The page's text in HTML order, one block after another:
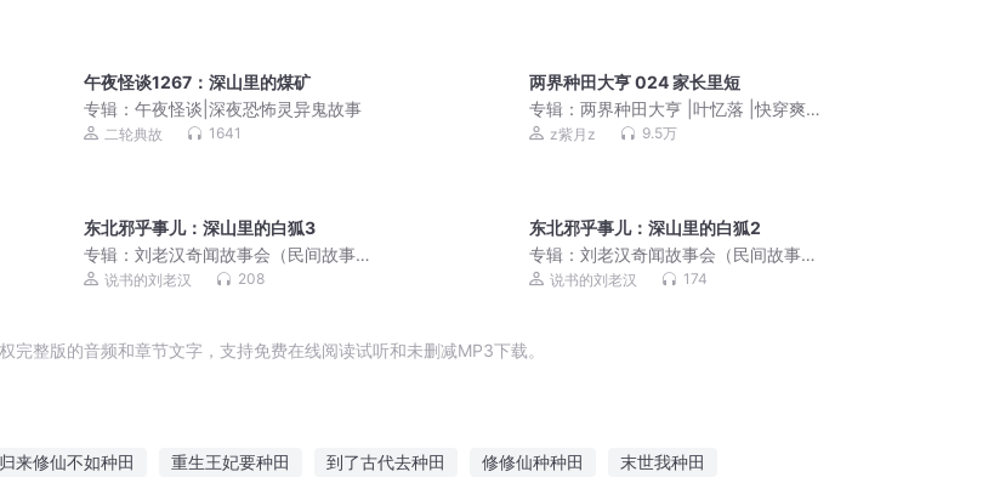
午夜怪谈1267：深山里的煤矿
专辑：午夜怪谈|深夜恐怖灵异鬼故事
二轮典故 1641
两界种田大亨 024 家长里短
专辑：两界种田大亨 |叶忆落 |快穿爽文
HEz紫月z 9.5万
东北邪乎事儿：深山里的白狐3
专辑：刘老汉奇闻故事会（民间故事
2023全新版）
说书的刘老汉 208
东北邪乎事儿：深山里的白狐2
专辑：刘老汉奇闻故事会（民间故事
2023全新版）
说书的刘老汉 174
整版的音频和章节文字，支持免费在线阅读试听和未删减MP3下载。
来修仙不如种田 重生王妃要种田 到了古代去种田 修修仙种种田 末世我种田